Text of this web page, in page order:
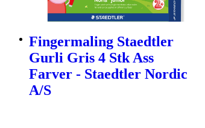
Fingermaling Staedtler
Gurli Gris 4 Stk Ass
Farver - Staedtler Nordic
A/S